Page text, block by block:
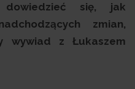
się, jak
zmian,
wywiad z Łukaszem